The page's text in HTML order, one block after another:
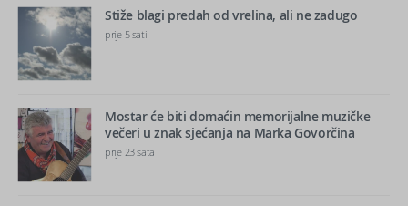
Stiže blagi predah od vrelina, ali ne zadugo
prije 5 sati
Mostar će biti domaćin memorijalne muzičke
večeri u znak sjećanja na Marka Govorčina
prije 23 sata